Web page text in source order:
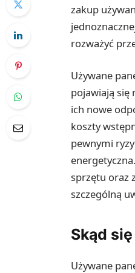
zakup
rozważyć
Używane
pojawiają się
ich nowe
koszty
pewnymi
sprzętu oraz
szczególną
Skąd
Używane